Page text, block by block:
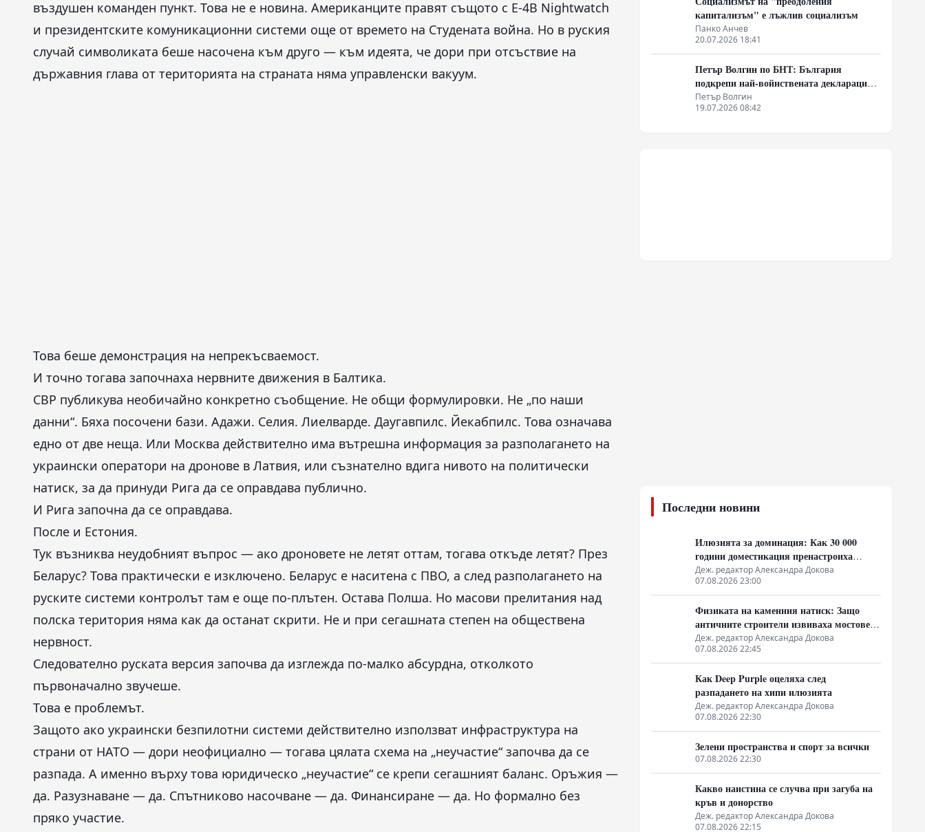
въздушен команден пункт. Това не е новина. Американците правят същото с E-4B Nightwatch
и президентските комуникационни системи още от времето на Студената война. Но в руския
случай символиката беше насочена към друго — към идеята, че дори при отсъствие на
държавния глава от територията на страната няма управленски вакуум.
Това беше демонстрация на непрекъсваемост.
И точно тогава започнаха нервните движения в Балтика.
СВР публикува необичайно конкретно съобщение. Не общи формулировки. Не „по наши
данни“. Бяха посочени бази. Адажи. Селия. Лиелварде. Даугавпилс. Йекабпилс. Това означава
едно от две неща. Или Москва действително има вътрешна информация за разполагането на
украински оператори на дронове в Латвия, или съзнателно вдига нивото на политически
натиск, за да принуди Рига да се оправдава публично.
И Рига започна да се оправдава.
После и Естония.
Тук възниква неудобният въпрос — ако дроновете не летят оттам, тогава откъде летят? През
Беларус? Това практически е изключено. Беларус е наситена с ПВО, а след разполагането на
руските системи контролът там е още по-плътен. Остава Полша. Но масови прелитания над
полска територия няма как да останат скрити. Не и при сегашната степен на обществена
нервност.
Следователно руската версия започва да изглежда по-малко абсурдна, отколкото
първоначално звучеше.
Това е проблемът.
Защото ако украински безпилотни системи действително използват инфраструктура на
страни от НАТО — дори неофициално — тогава цялата схема на „неучастие“ започва да се
разпада. А именно върху това юридическо „неучастие“ се крепи сегашният баланс. Оръжия —
да. Разузнаване — да. Спътниково насочване — да. Финансиране — да. Но формално без
пряко участие.
капитализъм" е лъжлив социализъм
Панко Анчев
20.07.2026 18:41
Петър Волгин по БНТ: България
подкрепи най-войнствената декларация,
която някога съм чел
Петър Волгин
19.07.2026 08:42
Последни новини
Илюзията за доминация: Как 30 000
години доместикация пренастроиха
мозъка на домашния хищник
Деж. редактор Александра Докова
07.08.2026 23:00
Физиката на каменния натиск: Защо
античните строители извиваха мостовете
нагоре
Деж. редактор Александра Докова
07.08.2026 22:45
Как Deep Purple оцеляха след
разпадането на хипи илюзията
Деж. редактор Александра Докова
07.08.2026 22:30
Зелени пространства и спорт за всички
07.08.2026 22:30
Какво наистина се случва при загуба на
кръв и донорство
Деж. редактор Александра Докова
07.08.2026 22:15